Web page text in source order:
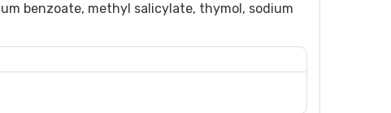
benzoate, methyl salicylate, thymol, sodium